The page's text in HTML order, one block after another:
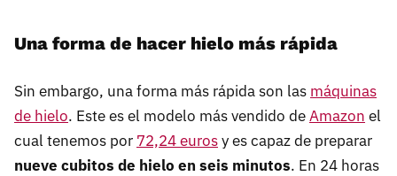
Una forma de hacer hielo más rápida
Sin embargo, una forma más rápida son las máquinas
de hielo. Este es el modelo más vendido deAmazon el
cual tenemos por 72,24 eurosy es capaz de preparar
nueve cubitos de hielo en seis minutos. En 24 horas